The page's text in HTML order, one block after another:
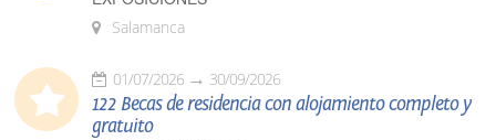
Salamanca
01/07/2026 30/09/2026
122 Becas de residencia con alojamiento completo y
gratuito